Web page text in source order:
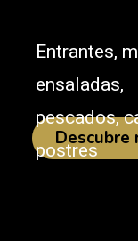
Descubre
Entrantes,
ensaladas,
pescados,
postres